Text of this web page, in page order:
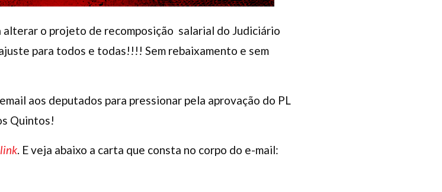
o projeto de recomposição salarial do Judiciário
para todos e todas!!!! Sem rebaixamento e sem
aos deputados para pressionar pela aprovação do PL
Quintos!
. E veja abaixo a carta que consta no corpo do e-mail: